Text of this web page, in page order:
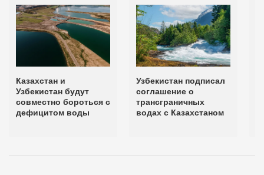
Казахстан и
Узбекистан будут
совместно бороться с
дефицитом воды
Узбекистан подписал
соглашение о
трансграничных
водах с Казахстаном